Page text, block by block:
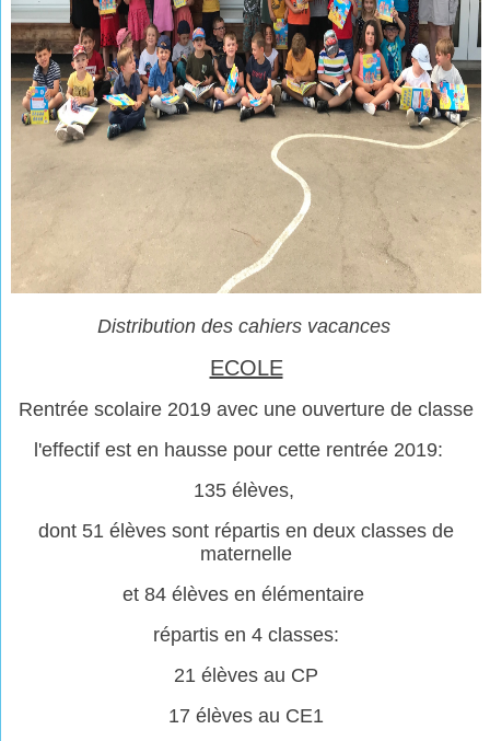
Distribution des cahiers vacances
ECOLE
Rentrée scolaire 2019 avec une ouverture de classe
l'effectif est en hausse pour cette rentrée 2019:
135 élèves,
dont 51 élèves sont répartis en deux classes de
maternelle
et 84 élèves en élémentaire
répartis en 4 classes:
21 élèves au CP
17 élèves au CE1